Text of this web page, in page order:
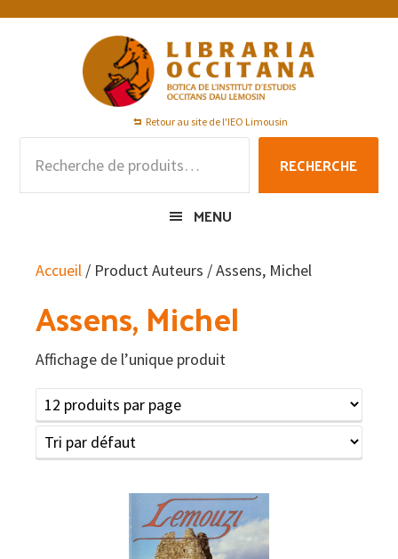
Passer
Passer
Passer
Retour au site de l'IEO Limousin
pour :
RECHERCHE
MENU
Accueil / Product Auteurs / Assens, Michel
Assens, Michel
Affichage de l’unique produit